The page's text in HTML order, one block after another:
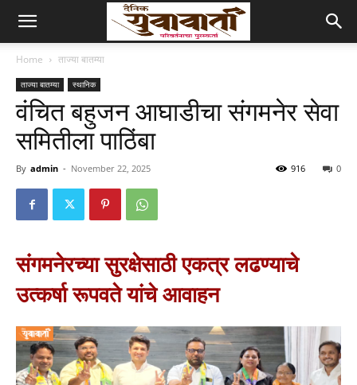
Home ताज्या बातम्या
ताज्या बातम्या स्थानिक
वंचित बहुजन आघाडीचा संगमनेर सेवा
समितीला पाठिंबा
By admin - November 22, 2025 0
916
संगमनेरच्या सुरक्षेसाठी एकत्र लढण्याचे
उत्कर्षा रूपवते यांचे आवाहन